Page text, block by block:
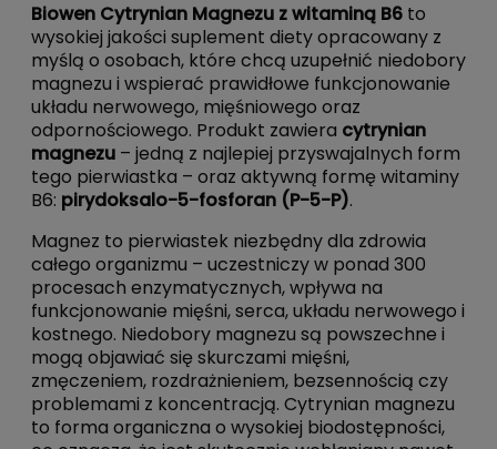
Biowen Cytrynian Magnezu z witaminą B6 to
wysokiej jakości suplement diety opracowany z
myślą o osobach, które chcą uzupełnić niedobory
magnezu i wspierać prawidłowe funkcjonowanie
układu nerwowego, mięśniowego oraz
odpornościowego. Produkt zawiera cytrynian
magnezu – jedną z najlepiej przyswajalnych form
tego pierwiastka – oraz aktywną formę witaminy
B6: pirydoksalo-5-fosforan (P-5-P).
Magnez to pierwiastek niezbędny dla zdrowia
całego organizmu – uczestniczy w ponad 300
procesach enzymatycznych, wpływa na
funkcjonowanie mięśni, serca, układu nerwowego i
kostnego. Niedobory magnezu są powszechne i
mogą objawiać się skurczami mięśni,
zmęczeniem, rozdrażnieniem, bezsennością czy
problemami z koncentracją. Cytrynian magnezu
to forma organiczna o wysokiej biodostępności,